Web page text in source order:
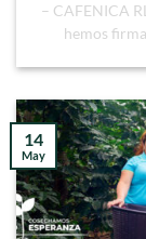
– CAFENICA
hemos
14
May